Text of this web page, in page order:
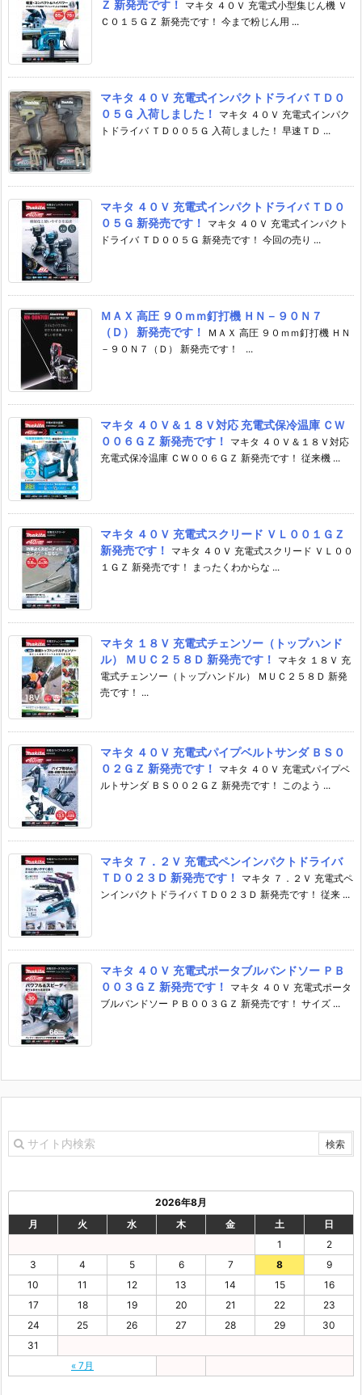
Ｚ 新発売です！
マキタ ４０Ｖ 充電式小型集じん機 Ｖ
Ｃ０１５ＧＺ 新発売です！ 今まで粉じん用 ...
マキタ ４０Ｖ 充電式インパクトドライバ ＴＤ０
０５Ｇ 入荷しました！
マキタ ４０Ｖ 充電式インパク
トドライバ ＴＤ００５Ｇ 入荷しました！ 早速ＴＤ ...
マキタ ４０Ｖ 充電式インパクトドライバ ＴＤ０
０５Ｇ 新発売です！
マキタ ４０Ｖ 充電式インパクト
ドライバ ＴＤ００５Ｇ 新発売です！ 今回の売り ...
ＭＡＸ 高圧 ９０ｍｍ釘打機 ＨＮ－９０Ｎ７
（Ｄ） 新発売です！
ＭＡＸ 高圧 ９０ｍｍ釘打機 ＨＮ
－９０Ｎ７（Ｄ） 新発売です！ ...
マキタ ４０Ｖ＆１８Ｖ対応 充電式保冷温庫 ＣＷ
００６ＧＺ 新発売です！
マキタ ４０Ｖ＆１８Ｖ対応
充電式保冷温庫 ＣＷ００６ＧＺ 新発売です！ 従来機 ...
マキタ ４０Ｖ 充電式スクリード ＶＬ００１ＧＺ
新発売です！
マキタ ４０Ｖ 充電式スクリード ＶＬ００
１ＧＺ 新発売です！ まったくわからな ...
マキタ １８Ｖ 充電式チェンソー（トップハンド
ル） ＭＵＣ２５８Ｄ 新発売です！
マキタ １８Ｖ 充
電式チェンソー（トップハンドル） ＭＵＣ２５８Ｄ 新発
売です！ ...
マキタ ４０Ｖ 充電式パイプベルトサンダ ＢＳ０
０２ＧＺ 新発売です！
マキタ ４０Ｖ 充電式パイプベ
ルトサンダ ＢＳ００２ＧＺ 新発売です！ このよう ...
マキタ ７．２Ｖ 充電式ペンインパクトドライバ
ＴＤ０２３Ｄ 新発売です！
マキタ ７．２Ｖ 充電式ペ
ンインパクトドライバ ＴＤ０２３Ｄ 新発売です！ 従来 ...
マキタ ４０Ｖ 充電式ポータブルバンドソー ＰＢ
００３ＧＺ 新発売です！
マキタ ４０Ｖ 充電式ポータ
ブルバンドソー ＰＢ００３ＧＺ 新発売です！ サイズ ...
2026年8月
月
火 水 木 金 土 日
« 7月
1
2
3
4 5 6 7 8
9
10
11 12 13 14 15
16
17
18 19 20 21 22
23
24
25 26 27 28 29
30
31